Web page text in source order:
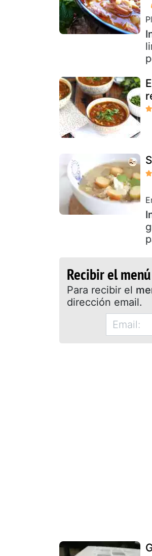
Recibir el
Para recibir el
dirección email.